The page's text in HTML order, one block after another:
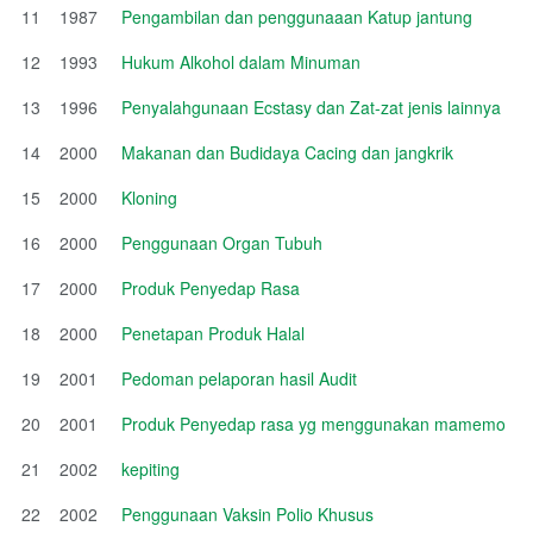
11
1987
Pengambilan dan penggunaaan Katup jantung
12
1993
Hukum Alkohol dalam Minuman
13
1996
Penyalahgunaan Ecstasy dan Zat-zat jenis lainnya
14
2000
Makanan dan Budidaya Cacing dan jangkrik
15
2000
Kloning
16
2000
Penggunaan Organ Tubuh
17
2000
Produk Penyedap Rasa
18
2000
Penetapan Produk Halal
19
2001
Pedoman pelaporan hasil Audit
20
2001
Produk Penyedap rasa yg menggunakan mamemo
21
2002
kepiting
22
2002
Penggunaan Vaksin Polio Khusus